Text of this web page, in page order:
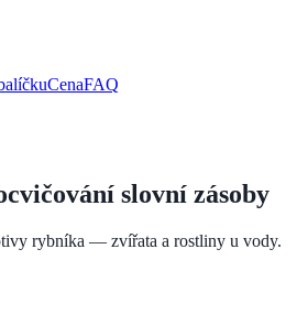
CenaFAQ
slovní zásoby
rybníka — zvířata a rostliny u vody.